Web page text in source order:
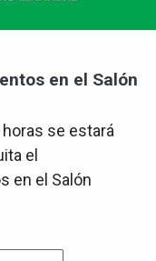
en el Salón
se estará
el
en el Salón